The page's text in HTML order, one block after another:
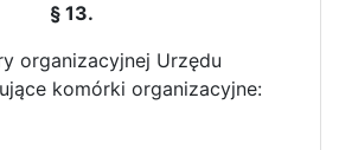
§ 13.
organizacyjnej Urzędu
komórki organizacyjne: